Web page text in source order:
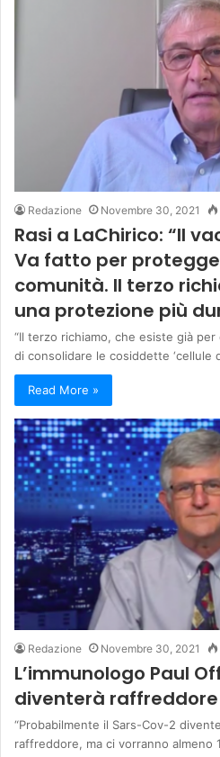
Redazione Novembre 30, 2021
Rasi a LaChirico: “Il
Va fatto per
comunità. Il terzo
una protezione più
“Il terzo richiamo, che esiste già
di consolidare le cosiddette ‘cellule
Read More »
Redazione Novembre 30, 2021
L’immunologo Paul
diventerà raffreddore
“Probabilmente il Sars-Cov-2
raffreddore, ma ci vorranno almeno